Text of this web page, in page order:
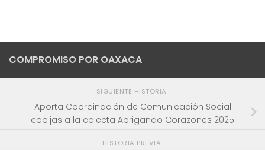
COMPROMISO POR OAXACA
SIGUIENTE HISTORIA
Aporta Coordinación de Comunicación Social
cobijas a la colecta Abrigando Corazones 2025
HISTORIA PREVIA